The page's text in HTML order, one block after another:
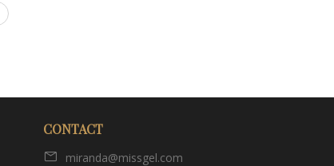
CONTACT
miranda@missgel.com